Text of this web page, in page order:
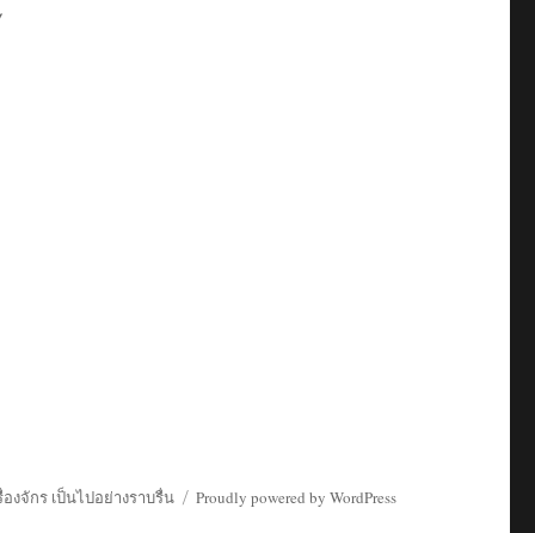
งจักร เป็นไปอย่างราบรื่น Proudly powered by WordPress